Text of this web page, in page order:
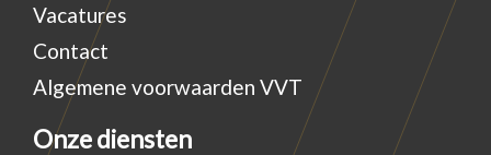
Vacatures
Contact
Algemene voorwaarden VVT
Onze diensten